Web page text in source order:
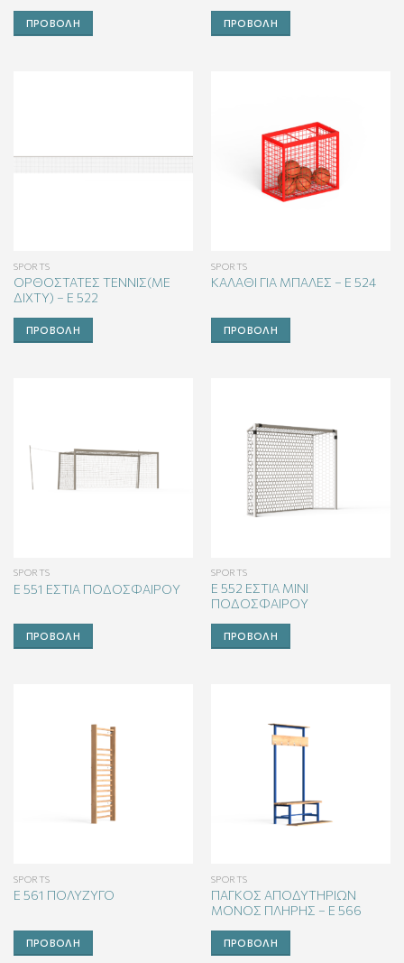
ΠΡΟΒΟΛΉ ΠΡΟΒΟΛΉ
SPORTS
ΟΡΘΟΣΤΑΤΕΣ ΤΕΝΝΙΣ(ΜΕ
ΔΙΧΤΥ) – E 522
ΠΡΟΒΟΛΉ
SPORTS
ΚΑΛΑΘΙ ΓΙΑ ΜΠΑΛΕΣ – E 524
ΠΡΟΒΟΛΉ
SPORTS
E 551 ΕΣΤΙΑ ΠΟΔΟΣΦΑΙΡΟΥ
ΠΡΟΒΟΛΉ
SPORTS
E 552 ΕΣΤΙΑ MINI
ΠΟΔΟΣΦΑΙΡΟΥ
ΠΡΟΒΟΛΉ
SPORTS
E 561 ΠΟΛΥΖΥΓΟ
ΠΡΟΒΟΛΉ
SPORTS
ΠΑΓΚΟΣ ΑΠΟΔΥΤΗΡΙΩΝ
ΜΟΝΟΣ ΠΛΗΡΗΣ – E 566
ΠΡΟΒΟΛΉ